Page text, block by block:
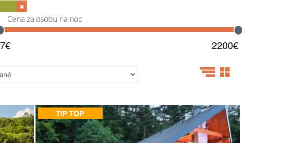
Cena za osobu na noc
7€ 2200€
TIP TOP